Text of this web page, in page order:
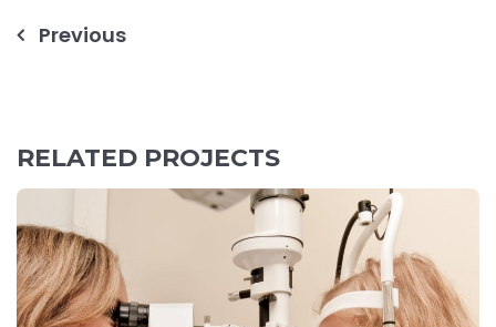
Navegação
Previous
RELATED PROJECTS